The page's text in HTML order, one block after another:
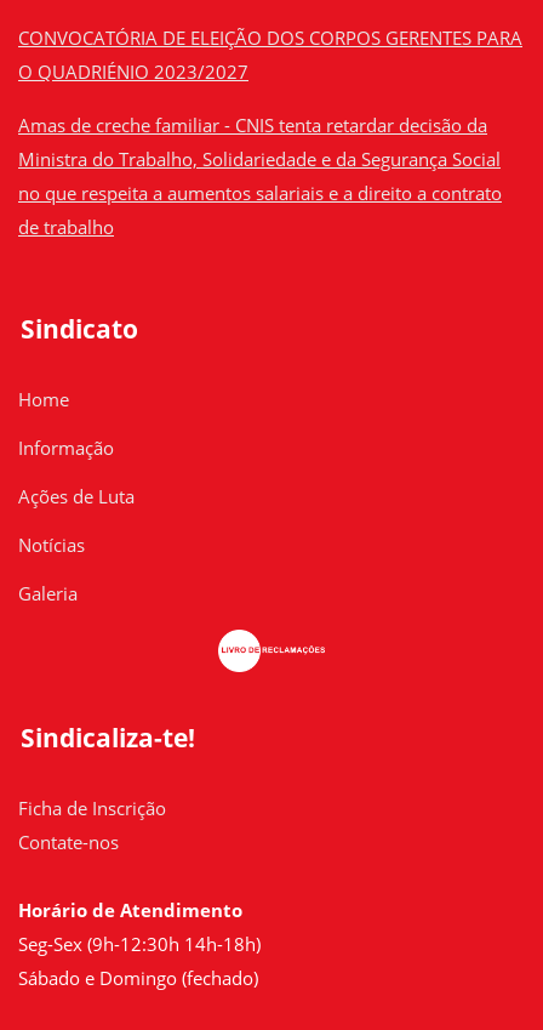
CONVOCATÓRIA DE ELEIÇÃO DOS CORPOS GERENTES PARA
O QUADRIÉNIO 2023/2027
Amas de creche familiar - CNIS tenta retardar decisão da
Ministra do Trabalho, Solidariedade e da Segurança Social
no que respeita a aumentos salariais e a direito a contrato
de trabalho
Sindicato
Home
Informação
Ações de Luta
Notícias
Galeria
Sindicaliza-te!
Ficha de Inscrição
Contate-nos
Horário de Atendimento
Seg-Sex (9h-12:30h 14h-18h)
Sábado e Domingo (fechado)